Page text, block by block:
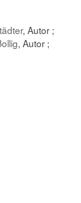
, Autor ;
, Autor ;